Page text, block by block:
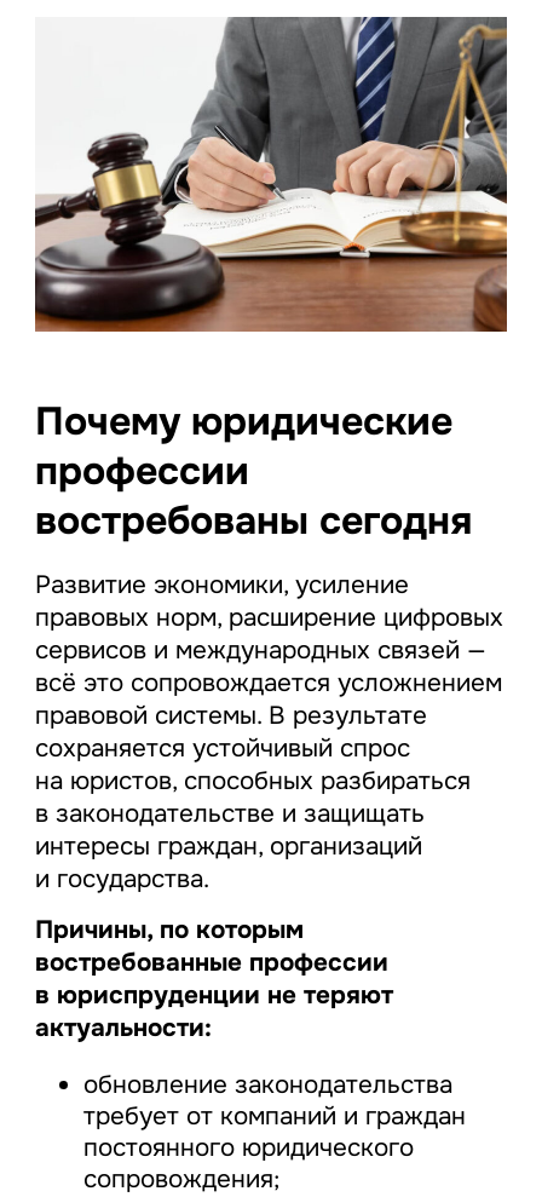
Почему юридические
профессии
востребованы сегодня
Развитие экономики, усиление
правовых норм, расширение цифровых
сервисов и международных связей —
всё это сопровождается усложнением
правовой системы. В результате
сохраняется устойчивый спрос
на юристов, способных разбираться
в законодательстве и защищать
интересы граждан, организаций
и государства.
Причины, по которым
востребованные профессии
в юриспруденции не теряют
актуальности:
обновление законодательства
требует от компаний и граждан
постоянного юридического
сопровождения;